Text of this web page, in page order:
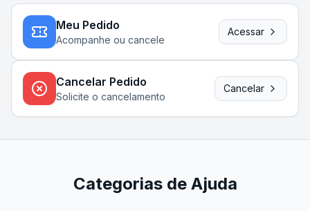
Meu Pedido
Acompanhe ou cancele
Acessar
Cancelar Pedido
Solicite o cancelamento
Cancelar
Categorias de Ajuda